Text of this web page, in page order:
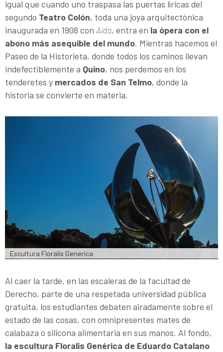
igual que cuando uno traspasa las puertas líricas del
segundo Teatro Colón, toda una joya arquitectónica
inaugurada en 1908 con Aída, entra en la ópera con el
abono más asequible del mundo. Mientras hacemos el
Paseo de la Historieta, donde todos los caminos llevan
indefectiblemente a Quino, nos perdemos en los
tenderetes y mercados de San Telmo, donde la
historia se convierte en materia.
Escultura Floralis Generica
Al caer la tarde, en las escaleras de la facultad de
Derecho, parte de una respetada universidad pública
gratuita, los estudiantes debaten airadamente sobre el
estado de las cosas, con omnipresentes mates de
calabaza o silicona alimentaria en sus manos. Al fondo,
la escultura Floralis Genérica de Eduardo Catalano